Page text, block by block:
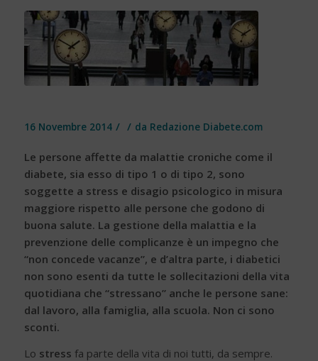
16 Novembre 2014 / / da Redazione Diabete.com
Le persone affette da malattie croniche come il
diabete, sia esso di tipo 1 o di tipo 2, sono
soggette a stress e disagio psicologico in misura
maggiore rispetto alle persone che godono di
buona salute. La gestione della malattia e la
prevenzione delle complicanze è un impegno che
“non concede vacanze”, e d’altra parte, i diabetici
non sono esenti da tutte le sollecitazioni della vita
quotidiana che “stressano” anche le persone sane:
dal lavoro, alla famiglia, alla scuola. Non ci sono
sconti.
Lo stress fa parte della vita di noi tutti, da sempre.